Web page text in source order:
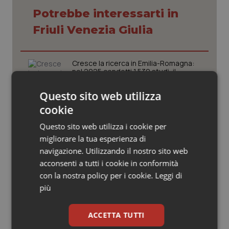
Veneto
Oncoematologia
Oncologia & Nutrizione
Quotidiano Cardiologia
Quotidiano Chirurgia
Quotidiano Oncologia
Quotidiano Pediatria
Rene & patologie urogenitali
Potrebbe interessarti in
Friuli Venezia Giulia
Cresce la ricerca in Emilia-Romagna:
nel 2025 condotti 1.530 studi, il
Puglia. Unità di crisi sanitaria al lavoro,
e conti
Sarcomi. Studio italiano identifica un
meccanismo che rende alcuni tumori
resistenti alle terapie
Farmaci. Puglia, dal 3 agosto alert
informatico per segnalare l’esistenza
di un equivalente meno costoso
Questo sito web utilizza
cookie
Questo sito web utilizza i cookie per
migliorare la tua esperienza di
navigazione. Utilizzando il nostro sito web
acconsenti a tutti i cookie in conformità
con la nostra policy per i cookie. Leggi di
più
ACCETTA TUTTI